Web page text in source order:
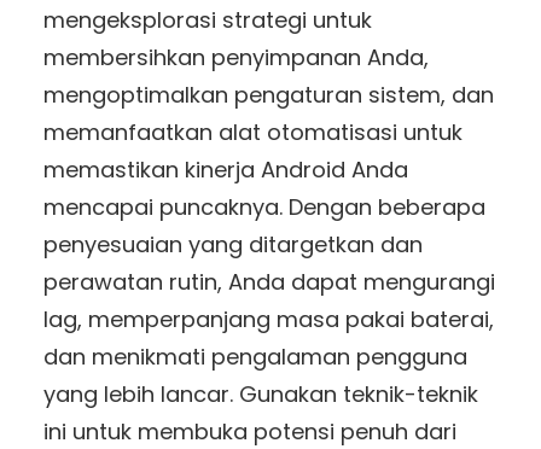
mengeksplorasi strategi untuk
membersihkan penyimpanan Anda,
mengoptimalkan pengaturan sistem, dan
memanfaatkan alat otomatisasi untuk
memastikan kinerja Android Anda
mencapai puncaknya. Dengan beberapa
penyesuaian yang ditargetkan dan
perawatan rutin, Anda dapat mengurangi
lag, memperpanjang masa pakai baterai,
dan menikmati pengalaman pengguna
yang lebih lancar. Gunakan teknik-teknik
ini untuk membuka potensi penuh dari